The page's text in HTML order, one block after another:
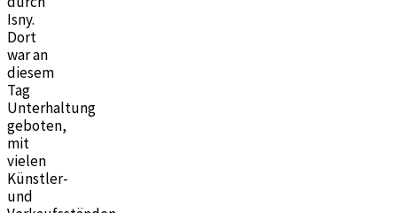
Isny.
Dort
war an
diesem
Tag
Unterhaltung
geboten,
mit
vielen
Künstler-
und